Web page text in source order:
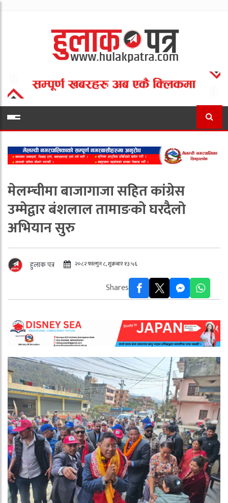
मेलम्चीमा बाजागाजा सहित कांग्रेस
उम्मेद्वार बंशलाल तामाङको घरदैलो
अभियान सुरु
हुलाक पत्र २०८२ फाल्गुन ८, शुक्रबार १३:५६
Shares